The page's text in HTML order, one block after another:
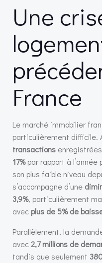
Une
France
Le marché immobilier
particulièrement difficile.
transactions
17%par rapport à
son plus faible niveau
s’accompagne d’une
3,9%, particulièrement
avec plus de 5% de
Parallèlement, la
avec2,7 millions de
tandis que seulement